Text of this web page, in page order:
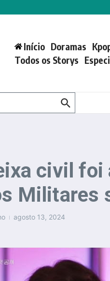
Início Doramas
Todos os Storys
civil foi
Militares
agosto 13, 2024